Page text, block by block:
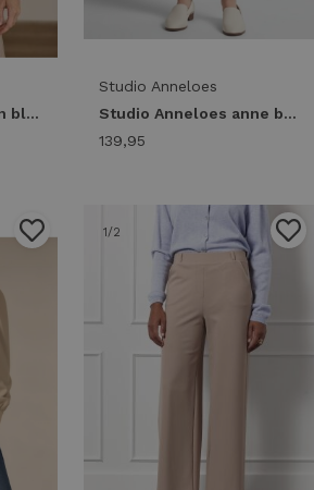
Studio Anneloes fran blazer 94808 Blazers 2200 latte
Studio Anneloes
Studio Anneloes anne bonded trousers 94819 Broek 2200 latte
139,95
1/2